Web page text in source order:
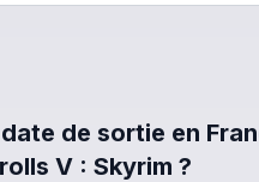
de sortie en
V : Skyrim ?